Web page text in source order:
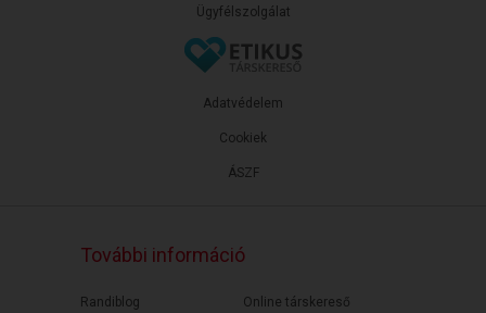
Ügyfélszolgálat
ÁSZF
Adatvédelem
Cookiek
További információ
Randiblog
Online társkereső